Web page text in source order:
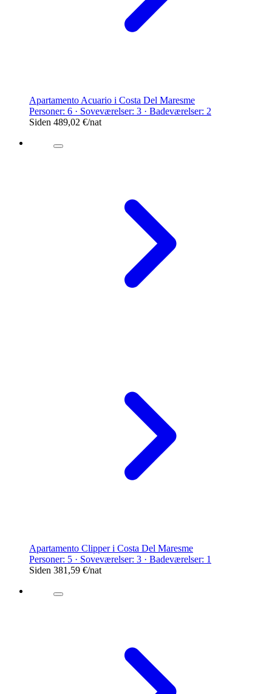
Apartamento Acuario i Costa Del Maresme
Personer: 6 · Soveværelser: 3 · Badeværelser: 2
Siden 489,02 €/nat
Apartamento Clipper i Costa Del Maresme
Personer: 5 · Soveværelser: 3 · Badeværelser: 1
Siden 381,59 €/nat